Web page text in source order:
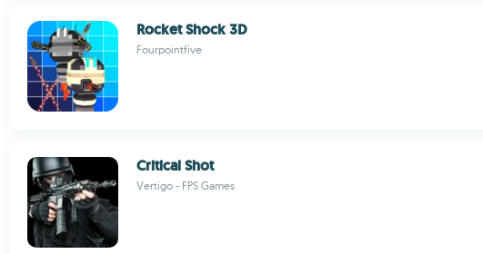
Rocket Shock 3D
Fourpointfive
Critical Shot
Vertigo - FPS Games